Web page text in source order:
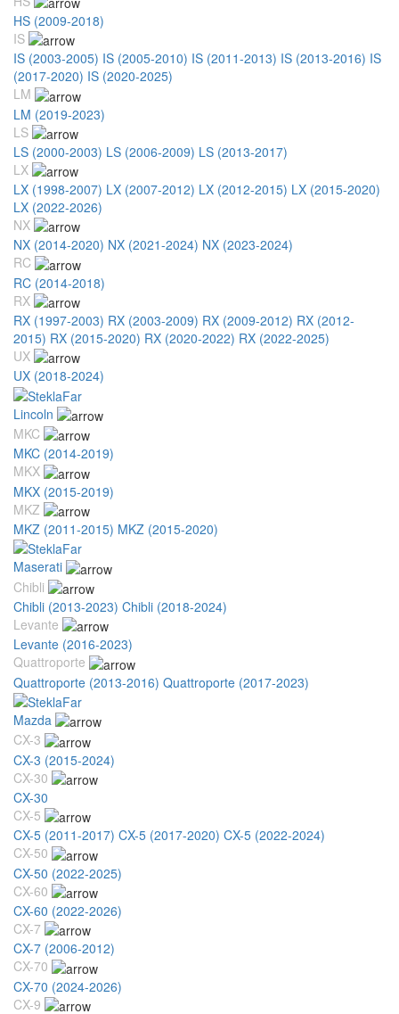
HS (2009-2018)
IS
IS (2003-2005) IS (2005-2010) IS (2011-2013) IS (2013-2016) IS
(2017-2020) IS (2020-2025)
LM
LM (2019-2023)
LS
LS (2000-2003) LS (2006-2009) LS (2013-2017)
LX
LX (1998-2007) LX (2007-2012) LX (2012-2015) LX (2015-2020)
LX (2022-2026)
NX
NX (2014-2020) NX (2021-2024) NX (2023-2024)
RC
RC (2014-2018)
RX
RX (1997-2003) RX (2003-2009) RX (2009-2012) RX (2012-
2015) RX (2015-2020) RX (2020-2022) RX (2022-2025)
UX
UX (2018-2024)
Lincoln
MKC
MKC (2014-2019)
MKX
MKX (2015-2019)
MKZ
MKZ (2011-2015) MKZ (2015-2020)
Maserati
Chibli
Chibli (2013-2023) Chibli (2018-2024)
Levante
Levante (2016-2023)
Quattroporte
Quattroporte (2013-2016) Quattroporte (2017-2023)
Mazda
CX-3
CX-3 (2015-2024)
CX-30
CX-30
CX-5
CX-5 (2011-2017) CX-5 (2017-2020) CX-5 (2022-2024)
CX-50
CX-50 (2022-2025)
CX-60
CX-60 (2022-2026)
CX-7
CX-7 (2006-2012)
CX-70
CX-70 (2024-2026)
CX-9